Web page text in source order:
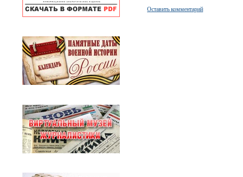
Оставить комментарий